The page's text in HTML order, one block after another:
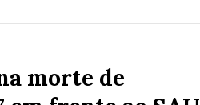
morte de